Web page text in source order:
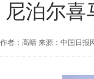
尼泊尔喜
作者：高晴 来源：中国日报